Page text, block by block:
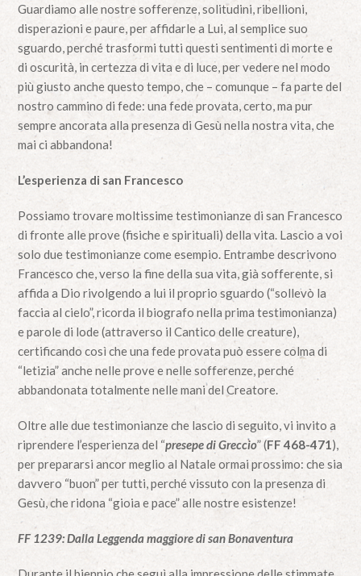
Guardiamo alle nostre sofferenze, solitudini, ribellioni,
disperazioni e paure, per affidarle a Lui, al semplice suo
sguardo, perché trasformi tutti questi sentimenti di morte e
di oscurità, in certezza di vita e di luce, per vedere nel modo
più giusto anche questo tempo, che – comunque – fa parte del
nostro cammino di fede: una fede provata, certo, ma pur
sempre ancorata alla presenza di Gesù nella nostra vita, che
mai ci abbandona!
L’esperienza di san Francesco
Possiamo trovare moltissime testimonianze di san Francesco
di fronte alle prove (fisiche e spirituali) della vita. Lascio a voi
solo due testimonianze come esempio. Entrambe descrivono
Francesco che, verso la fine della sua vita, già sofferente, si
affida a Dio rivolgendo a lui il proprio sguardo (“sollevò la
faccia al cielo”, ricorda il biografo nella prima testimonianza)
e parole di lode (attraverso il Cantico delle creature),
certificando così che una fede provata può essere colma di
“letizia” anche nelle prove e nelle sofferenze, perché
abbandonata totalmente nelle mani del Creatore.
Oltre alle due testimonianze che lascio di seguito, vi invito a
riprendere l’esperienza del “presepe di Greccio” (FF 468-471),
per prepararsi ancor meglio al Natale ormai prossimo: che sia
davvero “buon” per tutti, perché vissuto con la presenza di
Gesù, che ridona “gioia e pace” alle nostre esistenze!
FF 1239: Dalla Leggenda maggiore di san Bonaventura